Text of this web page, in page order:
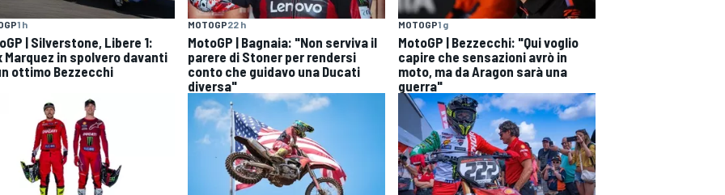
1 h
| Silverstone, Libere 1:
Marquez in spolvero davanti
ottimo Bezzecchi
MOTOGP22 h
MotoGP | Bagnaia: "Non serviva il
parere di Stoner per rendersi
conto che guidavo una Ducati
diversa"
MOTOGP1 g
MotoGP | Bezzecchi: "Qui voglio
capire che sensazioni avrò in
moto, ma da Aragon sarà una
guerra"